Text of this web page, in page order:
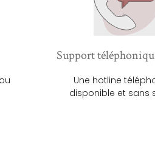
Support
Une hotline
disponible et sans